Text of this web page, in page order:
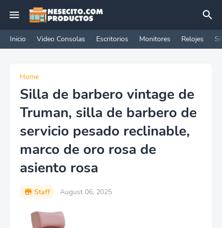
Inicio Video Consolas Escritorios Monitores Relojes
Home
Silla de barbero vintage de
Truman, silla de barbero de
servicio pesado reclinable,
marco de oro rosa de
asiento rosa
Staff August 06, 2025